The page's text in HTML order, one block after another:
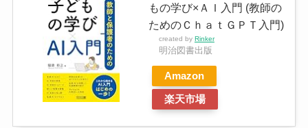
もの学び×ＡＩ入門 (教師の
ためのＣｈａｔＧＰＴ入門)
created by Rinker
明治図書出版
Amazon
楽天市場